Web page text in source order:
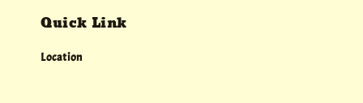
Quick Link
Location